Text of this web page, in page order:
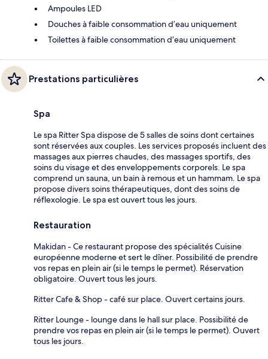
Ampoules LED
Douches à faible consommation d’eau uniquement
Toilettes à faible consommation d’eau uniquement
Prestations particulières
Spa
Le spa Ritter Spa dispose de 5 salles de soins dont certaines
sont réservées aux couples. Les services proposés incluent des
massages aux pierres chaudes, des massages sportifs, des
soins du visage et des enveloppements corporels. Le spa
comprend un sauna, un bain à remous et un hammam. Le spa
propose divers soins thérapeutiques, dont des soins de
réflexologie. Le spa est ouvert tous les jours.
Restauration
Makidan - Ce restaurant propose des spécialités Cuisine
européenne moderne et sert le dîner. Possibilité de prendre
vos repas en plein air (si le temps le permet). Réservation
obligatoire. Ouvert tous les jours.
Ritter Cafe & Shop - café sur place. Ouvert certains jours.
Ritter Lounge - lounge dans le hall sur place. Possibilité de
prendre vos repas en plein air (si le temps le permet). Ouvert
tous les jours.